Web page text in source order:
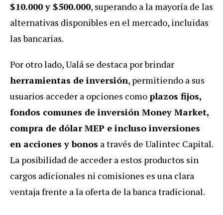
$10.000 y $500.000, superando a la mayoría de las
alternativas disponibles en el mercado, incluidas
las bancarias.
Por otro lado, Ualá se destaca por brindar
herramientas de inversión, permitiendo a sus
usuarios acceder a opciones comoplazos fijos,
fondos comunes de inversión Money Market,
compra de dólar MEP e incluso inversiones
en acciones y bonos a través de Ualintec Capital.
La posibilidad de acceder a estos productos sin
cargos adicionales ni comisiones es una clara
ventaja frente a la oferta de la banca tradicional.